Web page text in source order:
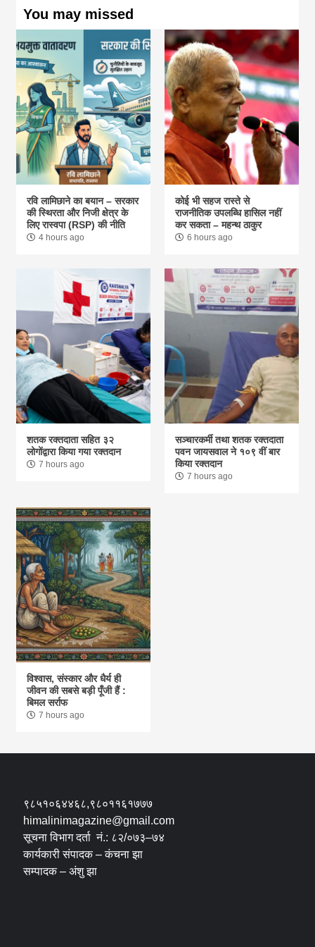
You may missed
रवि लामिछाने का बयान – सरकार
की स्थिरता और निजी क्षेत्र के
लिए रास्वपा (RSP) की नीति
4 hours ago
कोई भी सहज रास्ते से
राजनीतिक उपलब्धि हासिल नहीं
कर सकता – महन्थ ठाकुर
6 hours ago
शतक रक्तदाता सहित ३२
लोगोंद्वारा किया गया रक्तदान
7 hours ago
सञ्चारकर्मी तथा शतक रक्तदाता
पवन जायसवाल ने १०९ वीं बार
किया रक्तदान
7 hours ago
विश्वास, संस्कार और धैर्य ही
जीवन की सबसे बड़ी पूँजी हैं :
बिमल सर्राफ
7 hours ago
९८५१०६४४६८,९८०११६१७७७
himalinimagazine@gmail.com
सूचना विभाग दर्ता नं.: ८२/०७३–७४
कार्यकारी संपादक – कंचना झा
सम्पादक – अंशु झा